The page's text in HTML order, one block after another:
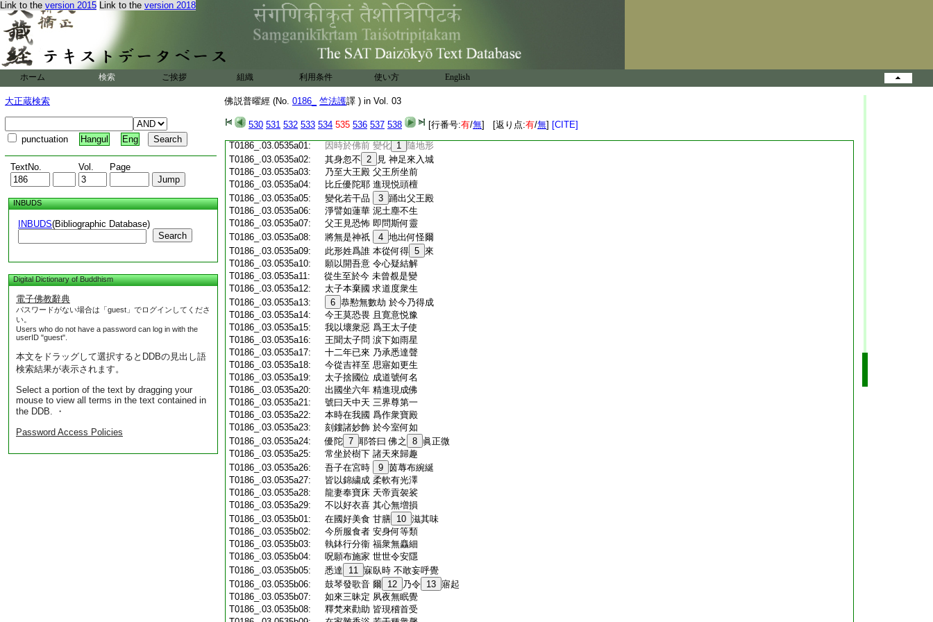
Link to the version 2015 Link to the version 2018
ホーム 検索 ご挨拶 組織 利用条件 使い方 English
大正蔵検索
punctuation Hangul Eng
TextNo. Vol. Page
INBUDS
INBUDS(Bibliographic Database)
Search
Digital Dictionary of Buddhism
電子佛教辭典
パスワードがない場合は「guest」でログインしてくださ
い。
Users who do not have a password can log in with the
userID "guest".
本文をドラッグして選択するとDDBの見出し語
検索結果が表示されます。
Select a portion of the text by dragging your
mouse to view all terms in the text contained in
the DDB. ・
Password Access Policies
佛説普曜經 (No. 0186_ 竺法護譯 ) in Vol. 03
530 531 532 533 534 535 536 537 538 [行番号:有/無] [返り点:有/無] [CITE]
T0186_.03.0534c19:時坐佛樹下 28
還致本宿願
T0186_.03.0534c20:歡喜當聽説 難得數見聞
T0186_.03.0534c21:適成佛道時 輙降魔官屬
T0186_.03.0534c22:即壞生死本 消愛欲無餘
佛念本生地 意欲見親族
今聽王頭檀 所説甚可悲
T0186_.03.0534c25:比丘名優陀 姿性能悦人
T0186_.03.0534c27:還入父王國 以入宣佛意
T0186_.03.0534c28:今王太子 29 顧 意欲還至宮
T0186_.03.0534c29:優陀聞佛教 即聽受奉行
T0186_.03.0535a01:
因時於佛前 變化 1 隨地形
T0186_.03.0535a02:
其身忽不 2
見 神足來入城
T0186_.03.0535a03:
乃至大王殿 父王所坐前
T0186_.03.0535a04:
比丘優陀耶 進現悦頭檀
T0186_.03.0535a05:
變化若干品 3 踊出父王殿
T0186_.03.0535a06:
淨譬如蓮華 泥土塵不生
T0186_.03.0535a07:
父王見恐怖 即問斯何靈
T0186_.03.0535a08:
將無是神祇 4 地出何怪爾
T0186_.03.0535a09:
此形姓爲誰 本從何得 5 來
T0186_.03.0535a10:
願以開吾意 令心疑結解
T0186_.03.0535a11:
從生至於今 未曾覩是變
T0186_.03.0535a12:
太子本棄國 求道度衆生
T0186_.03.0535a13:
6 恭懃無數劫 於今乃得成
T0186_.03.0535a14:
今王莫恐畏 且寛意悦豫
T0186_.03.0535a15:
我以壞衆惡 爲王太子使
T0186_.03.0535a16:
王聞太子問 涙下如雨星
T0186_.03.0535a17:
十二年已來 乃承悉達聲
T0186_.03.0535a18:
今從吉祥至 思寤如更生
T0186_.03.0535a19:
太子捨國位 成道號何名
T0186_.03.0535a20:
出國坐六年 精進現成佛
T0186_.03.0535a21:
號曰天中天 三界尊第一
T0186_.03.0535a22:
本時在我國 爲作衆寶殿
T0186_.03.0535a23:
刻鏤諸妙飾 於今室何如
T0186_.03.0535a24:
優陀 7 耶答曰 佛之 8 眞正微
T0186_.03.0535a25:
常坐於樹下 諸天來歸趣
T0186_.03.0535a26:
吾子在宮時 9 茵蓐布綩綖
T0186_.03.0535a27:
皆以錦繍成 柔軟有光澤
T0186_.03.0535a28:
龍妻奉寶床 天帝貢袈裟
T0186_.03.0535a29:
不以好衣喜 其心無増損
T0186_.03.0535b01:
在國好美食 甘膳 10 滋其味
T0186_.03.0535b02:
今所服食者 安身何等類
T0186_.03.0535b03:
執鉢行分衞 福衆無麤細
T0186_.03.0535b04:
呪願布施家 世世令安隱
T0186_.03.0535b05:
悉達 11 寐臥時 不敢妄呼覺
T0186_.03.0535b06:
鼓琴發歌音 爾 12 乃令 13 寤起
T0186_.03.0535b07:
如來三昧定 夙夜無眠覺
T0186_.03.0535b08:
釋梵來勸助 皆現稽首受